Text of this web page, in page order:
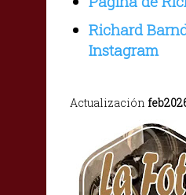
Richard
Instagram
Actualización